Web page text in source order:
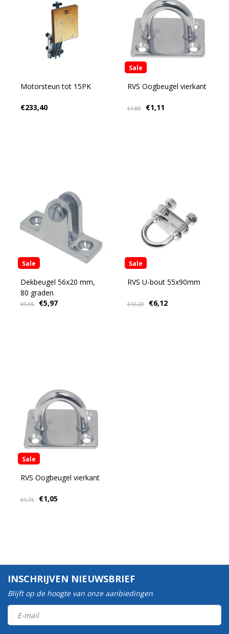
Motorsteun tot 15PK
€233,40
Sale
RVS Oogbeugel vierkant
€1,85 €1,11
Sale
Dekbeugel 56x20 mm,
80 graden
€9,95 €5,97
Sale
RVS U-bout 55x90mm
€10,20 €6,12
Sale
RVS Oogbeugel vierkant
€1,75 €1,05
INSCHRIJVEN NIEUWSBRIEF
Blijft op de hoogte van onze aanbiedingen